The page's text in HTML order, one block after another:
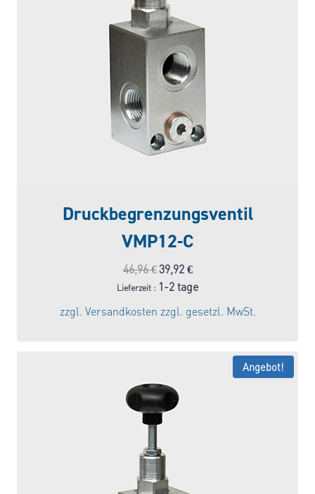
Druckbegrenzungsventil
VMP12-C
46,96€Ursprünglicher
Preis
war:
46,96 €
39,92 €Aktueller
Preis
Lieferzeit : 1-2 tage
zzgl. Versandkosten zzgl. gesetzl. MwSt.
Angebot!